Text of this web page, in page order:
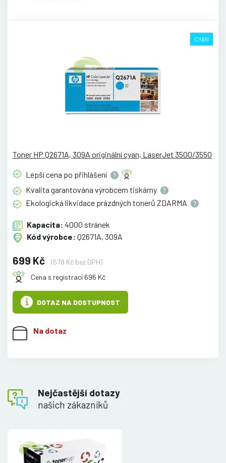
CYAN
Toner HP Q2671A, 309A originální cyan, LaserJet 3500/3550
Lepší cena po přihlášení
Kvalita garantována výrobcem tiskárny
Ekologická likvidace prázdných tonerů ZDARMA
Kapacita: 4000 stránek
Kód výrobce: Q2671A, 309A
699 Kč
(578 Kč bez DPH)
Cena s registrací 696 Kč
DOTAZ NA DOSTUPNOST
Na dotaz
Nejčastější dotazy
našich zákazníků